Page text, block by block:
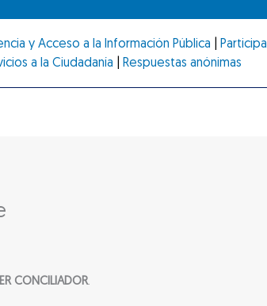
y Acceso a la Información Pública
Participa
a la Ciudadanía
Respuestas anónimas
CONCILIADOR.